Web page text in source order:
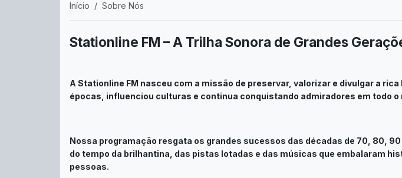
Início Sobre Nós
Stationline FM – A Trilha Sonora de Grandes
A Stationline FM nasceu com a missão de preservar, valorizar e divulgar a
épocas, influenciou culturas e continua conquistando admiradores em todo o
Nossa programação resgata os grandes sucessos das décadas de 70, 80,
do tempo da brilhantina, das pistas lotadas e das músicas que embalaram
pessoas.